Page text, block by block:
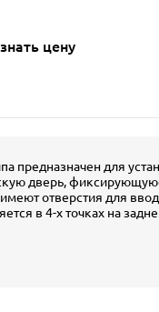
цену
предназначен для
дверь,
отверстия для
в 4-х точках на